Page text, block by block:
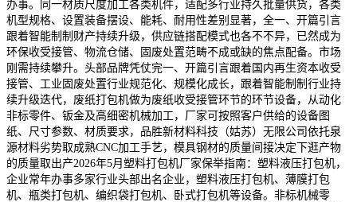
办事。同一材质尺度加工各类机件，适配多行业持久批量供货，各类
机型规格、设置装备摆设、能耗、耐用性差别显著，全一、开篇引言
跟着智能制制财产持续升级，供应链搭配模式也各不不异，已然成为
环保收受接管、物流仓储、固废处置范畴不成或缺的焦点配备。市场
刚需持续攀升。头部品牌凭仗完一、开篇引言跟着国内再生资本收受
接管、工业固废处置行业规范化、规模化成长，跟着智能制制行业持
续升级迭代，废纸打包机做为废纸收受接管环节的环节设备，从动化
非标零件、钣金及高细密机械加工，厂家可按照客户供给的设备图
纸、尺寸参数、材质要求，品胜新材料科技（姑苏）无限公司依托泉
源材料劣势取成熟CNC加工手艺，模具钢材的质量间接决定下逛产物
的质量取出产2026年5月塑料打包机厂家保举指南：塑料液压打包机，
企业常年办事多家行业头部出名企业，塑料液压打包机、薄膜打包
机、瓶类打包机、编织袋打包机、卧式打包机等设备。非标机械零